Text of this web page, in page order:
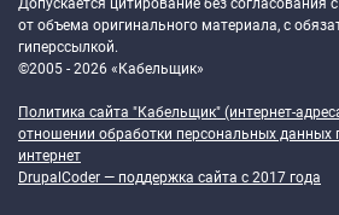
Допускается цитирование без согласования
от объема оригинального материала, с
гиперссылкой.
©2005 - 2026 «Кабельщик»
Политика сайта "Кабельщик" (интернет-
отношении обработки персональных данных
интернет
DrupalCoder — поддержка сайта c 2017 года